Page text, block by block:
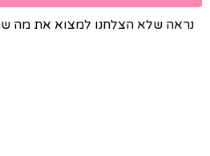
נראה שלא הצלחנו למצוא את מה